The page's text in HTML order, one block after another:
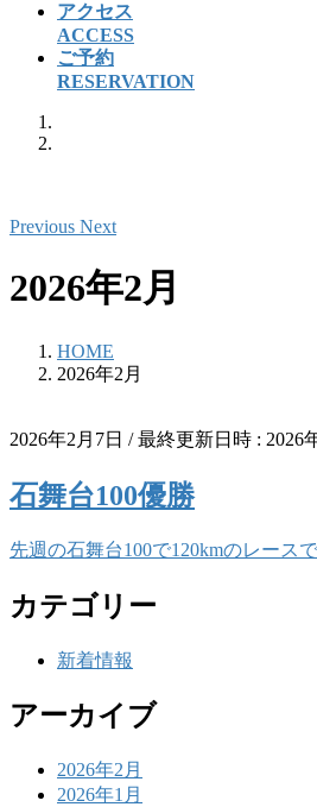
アクセス
ACCESS
ご予約
RESERVATION
Previous Next
2026年2月
HOME
2026年2月
2026年2月7日 / 最終更新日時 : 2026
石舞台100優勝
先週の石舞台100で120kmのレース
カテゴリー
新着情報
アーカイブ
2026年2月
2026年1月